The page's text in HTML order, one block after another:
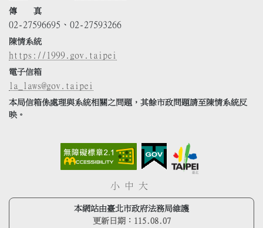
傳 真
02-27596695、02-27593266
陳情系統
https://1999.gov.taipei
電子信箱
la_laws@gov.taipei
本局信箱係處理與系統相關之問題，其餘市政問題請至陳情系統反
映。
小 中 大
本網站由臺北市政府法務局維護
更新日期： 115.08.07